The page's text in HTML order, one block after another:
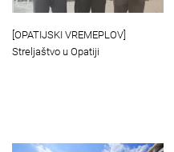
[OPATIJSKI VREMEPLOV]
Streljaštvo u Opatiji